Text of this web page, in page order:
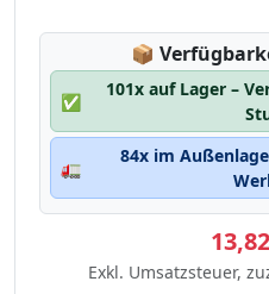
📦
✅
101x auf Lager –
🚛
84x im
Exkl. Umsatzsteuer,